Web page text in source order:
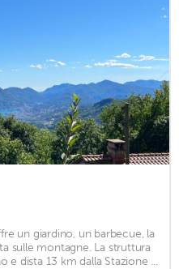
un giardino, un barbecue, la
sulle montagne. La struttura
e dista 13 km dalla Stazione ...